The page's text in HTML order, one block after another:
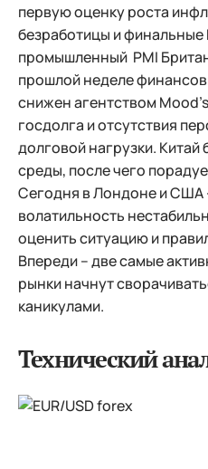
первую оценку роста
безработицы и финальные
промышленный PMI
прошлой неделе
снижен агентством
госдолга и отсутствия
долговой нагрузки. Китай
среды, после чего
Сегодня в Лондоне и США
волатильность
оценить ситуацию и
Впереди – две самые
рынки начнут
каникулами.
Технический